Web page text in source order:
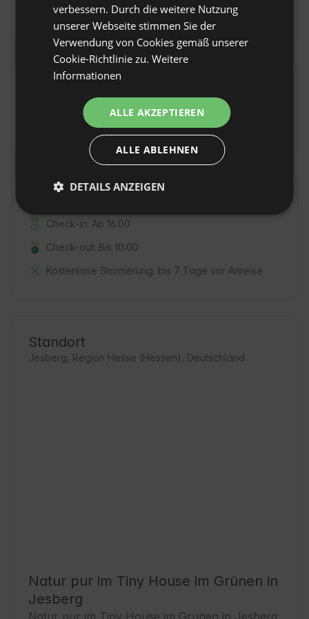
gelangen.
Fahrradausleihe(5 EUR / pro ausgewählte
Tage zählen)
Check-in: Ab 16:00
Check-out: Bis 10:00
Kostenlose Stornierung: bis 7 Tage vor Anreise
Standort
Jesberg, Region Hesse (Hessen), Deutschland
Natur pur im Tiny House im Grünen in
Jesberg
GERMAN
verbessern. Durch die weitere Nutzung
unserer Webseite stimmen Sie der
Verwendung von Cookies gemäß unserer
Cookie-Richtlinie zu. Weitere
Informationen
ALLE AKZEPTIEREN
ALLE ABLEHNEN
DETAILS ANZEIGEN